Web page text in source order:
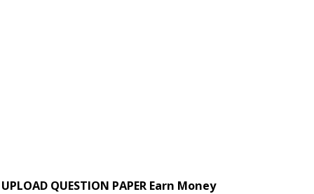
UPLOAD QUESTION PAPER Earn Money